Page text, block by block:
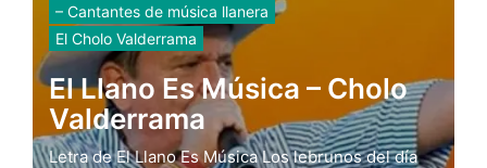
– Cantantes de música llanera
El Cholo Valderrama
El Llano Es Música – Cholo
Valderrama
Letra de El Llano Es Música Los lebrunos del día